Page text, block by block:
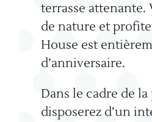
terrasse
de nature et
House est
d’anniversaire.
Dans le cadre de
disposerez d’un